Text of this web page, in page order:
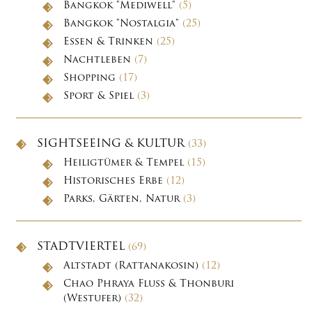
Bangkok "Mediwell" (5)
Bangkok "Nostalgia" (25)
Essen & Trinken (25)
Nachtleben (7)
Shopping (17)
Sport & Spiel (3)
SIGHTSEEING & KULTUR(33)
Heiligtümer & Tempel (15)
Historisches Erbe (12)
Parks, Gärten, Natur(3)
STADTVIERTEL (69)
Altstadt (Rattanakosin) (12)
Chao Phraya Fluss & Thonburi
(Westufer) (32)